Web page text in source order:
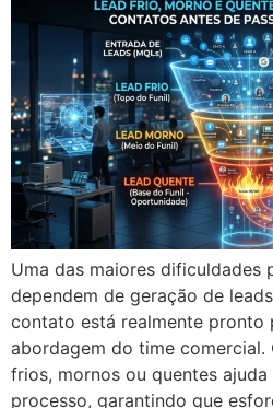
Uma das maiores dificuldades
dependem de geração de
contato está realmente pronto
abordagem do time comercial.
frios, mornos ou quentes
processo, garantindo que